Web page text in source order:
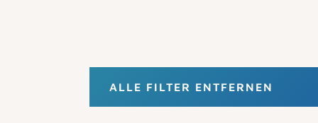
ALLE FILTER ENTFERNEN